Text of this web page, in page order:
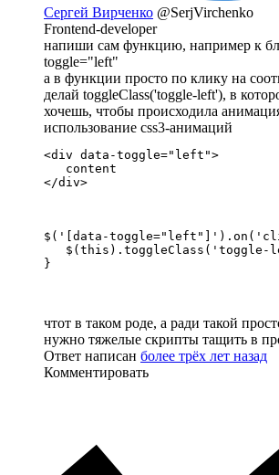
Сергей Вирченко @SerjVirchenko
Frontend-developer
напиши сам функцию, например к
toggle="left"
а в функции просто по клику на
делай toggleClass('toggle-left'), в
хочешь, чтобы происходила
использование css3-анимаций
<div data-toggle="left">
   content
</div>
$('[data-
$(this).toggleClass('toggle-
}
чтот в таком роде, а ради такой
нужно тяжелые скрипты тащить в
Ответ написан более трёх лет назад
Комментировать